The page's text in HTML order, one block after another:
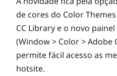
de cores do Color
CC Library e o novo
(Window > Color > Adobe
permite fácil acesso as
hotsite.